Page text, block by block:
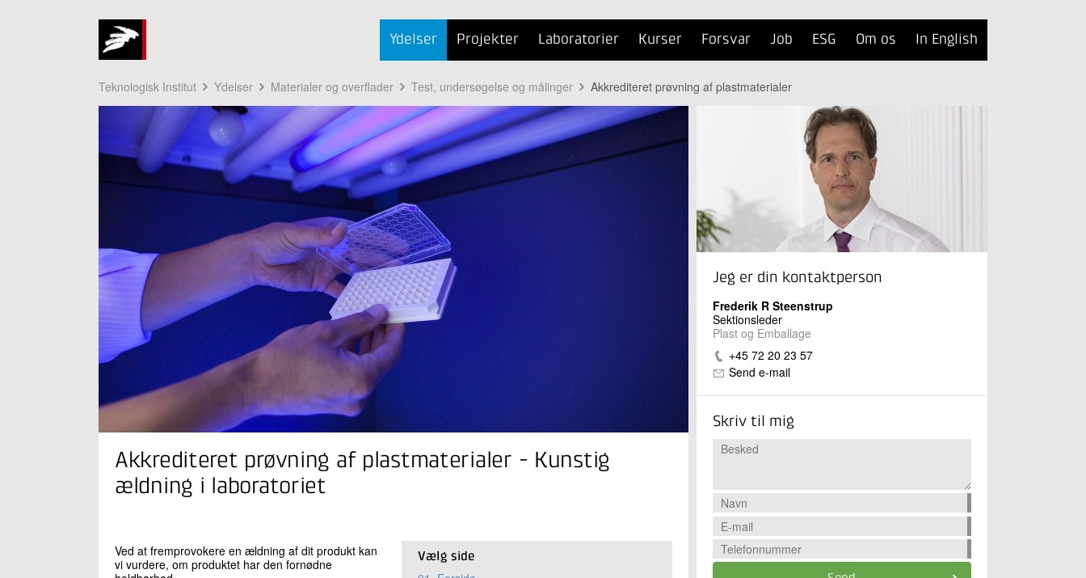
Ydelser Projekter Laboratorier Kurser Forsvar Job ESG Om os In English
Teknologisk Institut Ydelser Materialer og overflader Test, undersøgelse og målinger Akkrediteret prøvning af plastmaterialer
Akkrediteret prøvning af plastmaterialer - Kunstig
ældning i laboratoriet
Vælg side
Ved at fremprovokere en ældning af dit produkt kan
vi vurdere, om produktet har den fornødne
Jeg er din kontaktperson
Frederik R Steenstrup
Sektionsleder
Plast og Emballage
+45 72 20 23 57
Send e-mail
Skriv til mig